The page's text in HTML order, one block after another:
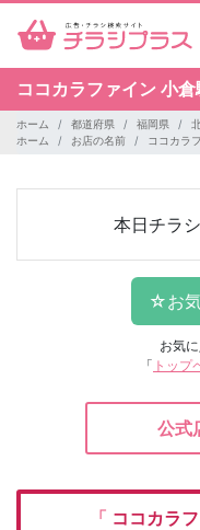
ココカラファイン 小倉
ホーム 都道府県 福岡県
ホーム
お店の名前 ココカラ
本日チラ
お気
「 トップ
公式
「 ココカラ